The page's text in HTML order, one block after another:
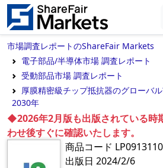
市場調査レポートのShareFair Markets
電子部品/半導体市場 調査レポート
受動部品市場 調査レポート
厚膜精密級チップ抵抗器のグローバ
2030年
◆2026年2月版も出版されている時
わせ後すぐに確認いたします。
商品コード
出版日 2024/2/6